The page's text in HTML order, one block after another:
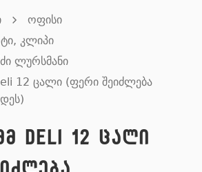
ოფისი
კლიპი
ლურსმანი
12 ცალი (ფერი შეიძლება
Deli 12 ცალი